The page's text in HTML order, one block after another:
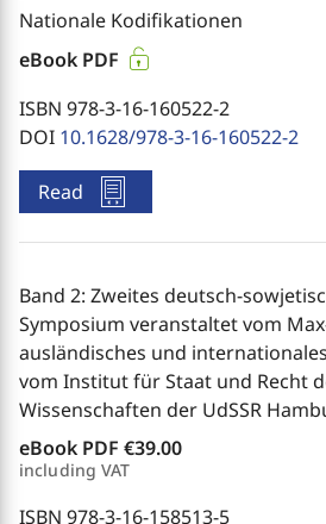
Nationale Kodifikationen
eBook PDF
ISBN 978-3-16-160522-2
DOI 10.1628/978-3-16-160522-2
Read
Band 2: Zweites deutsch-
Symposium veranstaltet vom
ausländisches und
vom Institut für Staat und Recht
Wissenschaften der UdSSR
eBook PDF €39.00
including VAT
ISBN 978-3-16-158513-5